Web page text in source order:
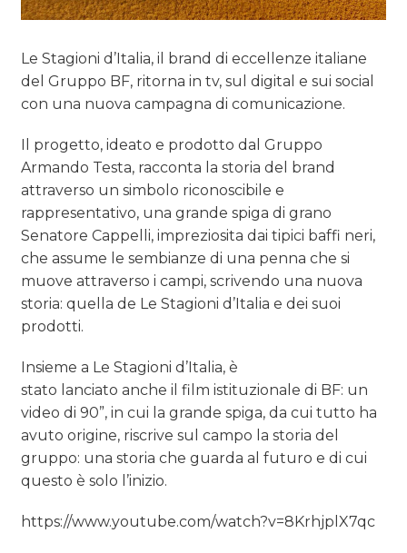
Le Stagioni d’Italia, il brand di eccellenze italiane
del Gruppo BF, ritorna in tv, sul digital e sui social
con una nuova campagna di comunicazione.
Il progetto, ideato e prodotto dal Gruppo
Armando Testa, racconta la storia del brand
attraverso un simbolo riconoscibile e
rappresentativo, una grande spiga di grano
Senatore Cappelli, impreziosita dai tipici baffi neri,
che assume le sembianze di una penna che si
muove attraverso i campi, scrivendo una nuova
storia: quella de Le Stagioni d’Italia e dei suoi
prodotti.
Insieme a Le Stagioni d’Italia, è
stato lanciato anche il film istituzionale di BF: un
video di 90”, in cui la grande spiga, da cui tutto ha
avuto origine, riscrive sul campo la storia del
gruppo: una storia che guarda al futuro e di cui
questo è solo l’inizio.
https://www.youtube.com/watch?v=8KrhjplX7qc